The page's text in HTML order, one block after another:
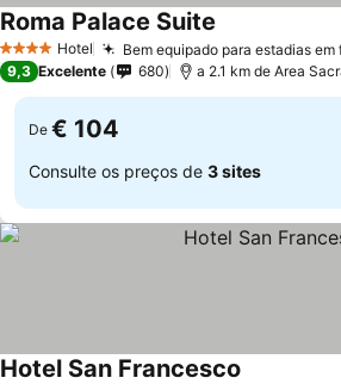
4 EstrelasHotel Bem equipado para estadias em
Roma Palace Suite
9,3 Excelente 680 a 2.1 km de Area
De € 104
Consulte os preços de 3 sites
Hotel San Francesco